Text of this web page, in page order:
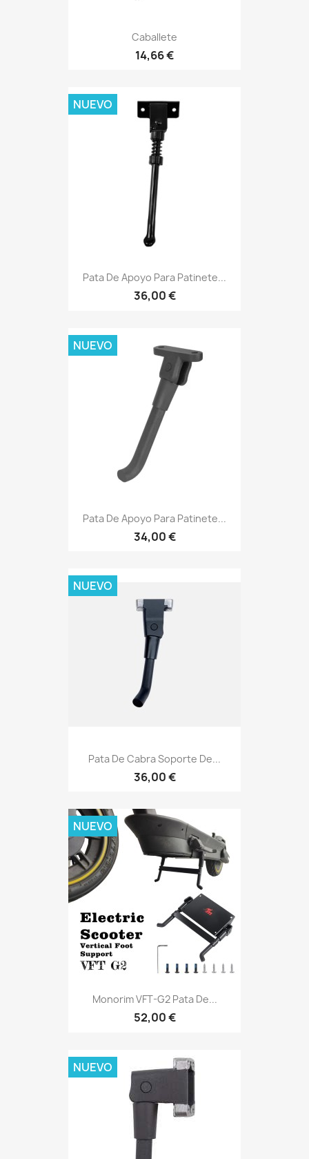
Caballete
14,66 €
Pata De Apoyo Para Patinete...
36,00 €
NUEVO
Pata De Apoyo Para Patinete...
34,00 €
NUEVO
Pata De Cabra Soporte De...
36,00 €
NUEVO
Monorim VFT-G2 Pata De...
52,00 €
NUEVO
NUEVO